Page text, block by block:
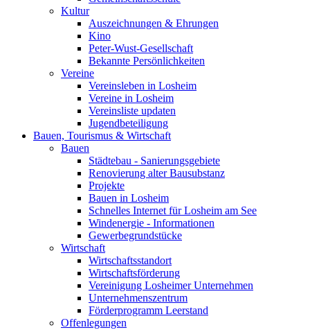
Kultur
Auszeichnungen & Ehrungen
Kino
Peter-Wust-Gesellschaft
Bekannte Persönlichkeiten
Vereine
Vereinsleben in Losheim
Vereine in Losheim
Vereinsliste updaten
Jugendbeteiligung
Bauen, Tourismus & Wirtschaft
Bauen
Städtebau - Sanierungsgebiete
Renovierung alter Bausubstanz
Projekte
Bauen in Losheim
Schnelles Internet für Losheim am See
Windenergie - Informationen
Gewerbegrundstücke
Wirtschaft
Wirtschaftsstandort
Wirtschaftsförderung
Vereinigung Losheimer Unternehmen
Unternehmenszentrum
Förderprogramm Leerstand
Offenlegungen